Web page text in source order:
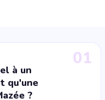
01
à un
qu'une
?